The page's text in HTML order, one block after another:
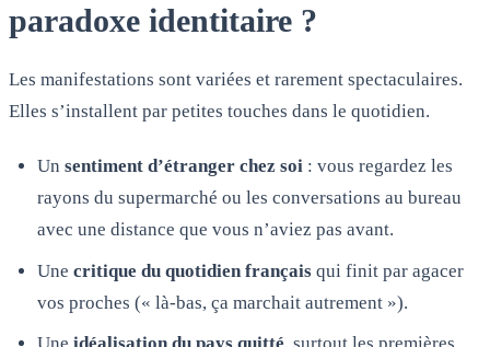
paradoxe identitaire ?
Les manifestations sont variées et rarement spectaculaires.
Elles s’installent par petites touches dans le quotidien.
Un sentiment d’étranger chez soi: vous regardez les
rayons du supermarché ou les conversations au bureau
avec une distance que vous n’aviez pas avant.
Une critique du quotidien françaisqui finit par agacer
vos proches (« là-bas, ça marchait autrement »).